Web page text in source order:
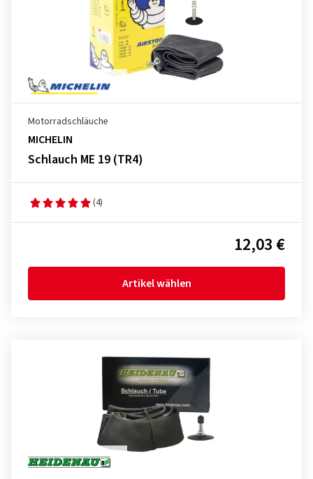
Motorradschläuche
MICHELIN
Schlauch ME 19 (TR4)
(4)
12,03 €
Artikel wählen